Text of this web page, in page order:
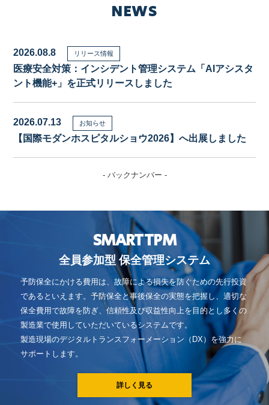
NEWS
2026.08.8 リリース情報
医療安全対策：インシデント管理システム「AIアシスタ
ント機能+」を正式リリースしました
2026.07.13 お知らせ
【国際モダンホスピタルショウ2026】へ出展しました
- バックナンバー -
SMART TPM
全員参加型 保全管理システム
予防保全にかける費用は、故障による損失を防ぐための先行投資
であるといえます。予防保全と事後保全の実態を把握し、適切な
保全費用で故障を防ぎ、信頼性及び収益性向上を目的とし多くの
製造業で使用していただいているシステムです。
製造現場のデジタルトランスフォーメーション（DX）を強力に
サポートします。
詳しく見る